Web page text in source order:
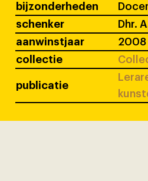
bijzonderheden
schenker
Dhr.
aanwinstjaar
2008
collectie
publicatie